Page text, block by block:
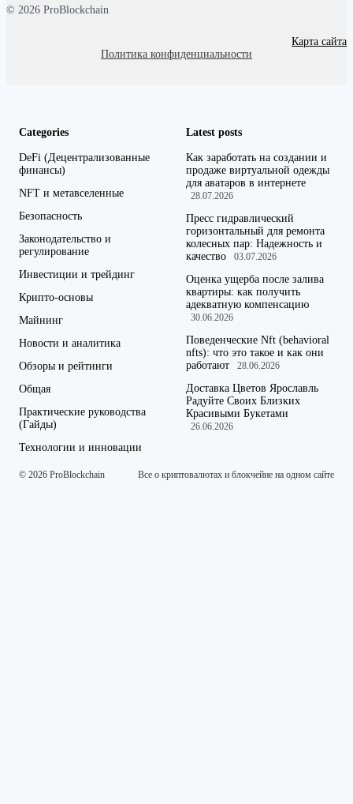
© 2026 ProBlockchain
Карта сайта
Политика конфиденциальности
Categories
DeFi (Децентрализованные
финансы)
NFT и метавселенные
Безопасность
Законодательство и
регулирование
Инвестиции и трейдинг
Крипто-основы
Майнинг
Новости и аналитика
Обзоры и рейтинги
Общая
Практические руководства
(Гайды)
Технологии и инновации
Latest posts
Как заработать на создании и
продаже виртуальной одежды
для аватаров в интернете
28.07.2026
Пресс гидравлический
горизонтальный для ремонта
колесных пар: Надежность и
качество
03.07.2026
Оценка ущерба после залива
квартиры: как получить
адекватную компенсацию
30.06.2026
Поведенческие Nft (behavioral
nfts): что это такое и как они
работают
28.06.2026
Доставка Цветов Ярославль
Радуйте Своих Близких
Красивыми Букетами
26.06.2026
© 2026 ProBlockchain Все о криптовалютах и блокчейне на одном сайте